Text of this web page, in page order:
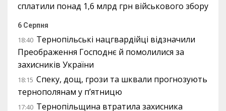
сплатили понад 1,6 млрд грн військового збору
6 Серпня
18:40 Тернопільські нацгвардійці відзначили
Преображення Господнє й помолилися за
захисників України
18:15 Спеку, дощ, грози та шквали прогнозують
тернополянам у п’ятницю
17:40 Тернопільщина втратила захисника